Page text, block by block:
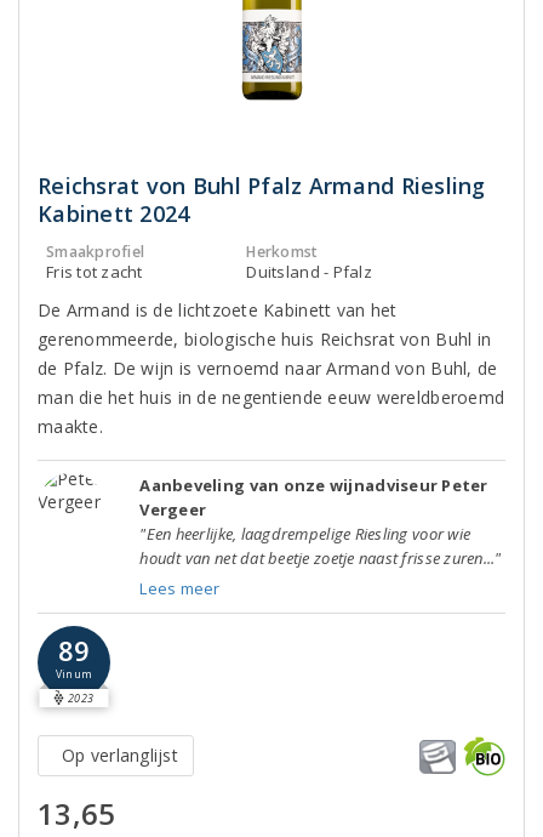
Reichsrat von Buhl Pfalz Armand Riesling
Kabinett 2024
Smaakprofiel
Fris tot zacht
Herkomst
Duitsland - Pfalz
De Armand is de lichtzoete Kabinett van het
gerenommeerde, biologische huis Reichsrat von Buhl in
de Pfalz. De wijn is vernoemd naar Armand von Buhl, de
man die het huis in de negentiende eeuw wereldberoemd
maakte.
Aanbeveling van onze wijnadviseur Peter
Vergeer
"Een heerlijke, laagdrempelige Riesling voor wie
houdt van net dat beetje zoetje naast frisse zuren..."
Lees meer
89
Vinum
2023
Op verlanglijst
13,65